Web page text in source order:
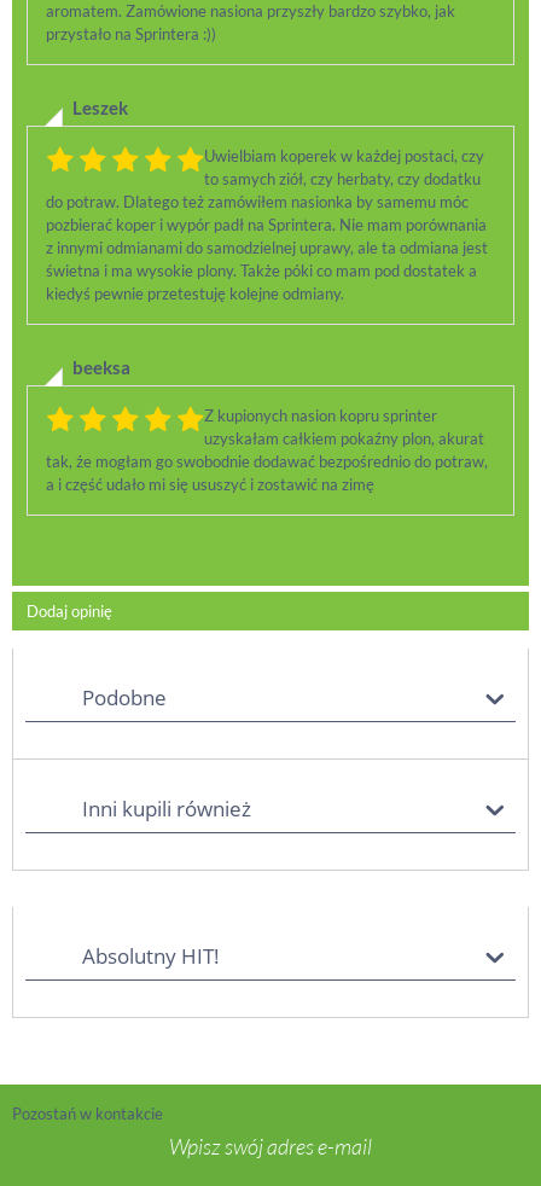
aromatem. Zamówione nasiona przyszły bardzo szybko, jak
przystało na Sprintera :))
Leszek
Uwielbiam koperek w każdej postaci, czy
to samych ziół, czy herbaty, czy dodatku
do potraw. Dlatego też zamówiłem nasionka by samemu móc
pozbierać koper i wypór padł na Sprintera. Nie mam porównania
z innymi odmianami do samodzielnej uprawy, ale ta odmiana jest
świetna i ma wysokie plony. Także póki co mam pod dostatek a
kiedyś pewnie przetestuję kolejne odmiany.
beeksa
Z kupionych nasion kopru sprinter
uzyskałam całkiem pokaźny plon, akurat
tak, że mogłam go swobodnie dodawać bezpośrednio do potraw,
a i część udało mi się ususzyć i zostawić na zimę
Dodaj opinię
Podobne
Inni kupili również
Absolutny HIT!
Pozostań w kontakcie
Wpisz swój adres e-mail